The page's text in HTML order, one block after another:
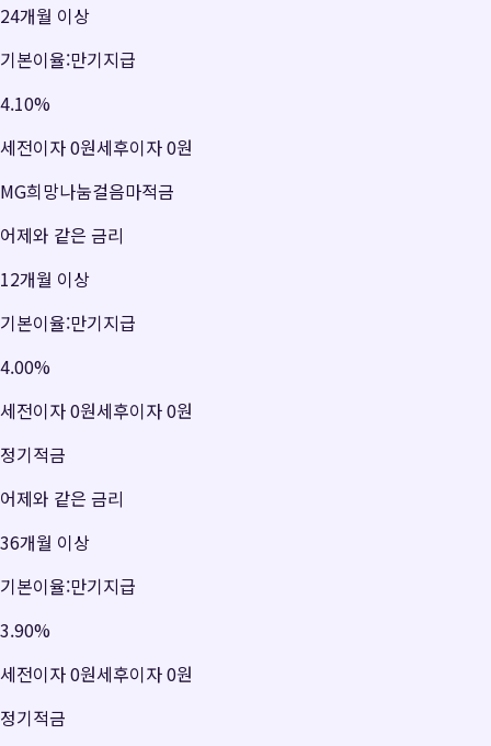
24개월 이상
기본이율:만기지급
4.10%
세전이자0원세후이자0원
MG희망나눔걸음마적금
어제와 같은 금리
12개월 이상
기본이율:만기지급
4.00%
세전이자0원세후이자0원
정기적금
어제와 같은 금리
36개월 이상
기본이율:만기지급
3.90%
세전이자0원세후이자0원
정기적금